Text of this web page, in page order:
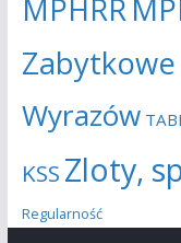
MPHRR
Zabytkowe
Wyrazów
KSS Zloty,
Regularność